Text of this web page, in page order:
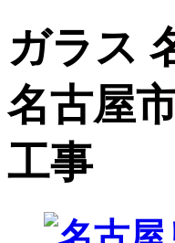
ガラス
名古屋
工事